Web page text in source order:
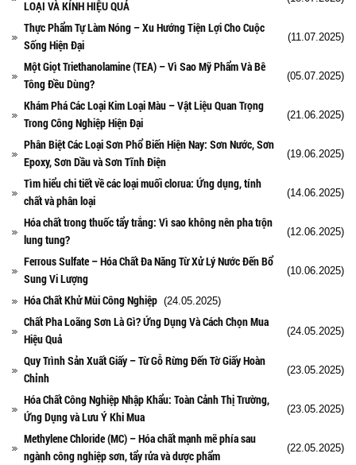
LOẠI VÀ KÍNH HIỆU QUẢ
Thực Phẩm Tự Làm Nóng – Xu Hướng Tiện Lợi Cho Cuộc
Sống Hiện Đại
(11.07.2025)
Một Giọt Triethanolamine (TEA) – Vì Sao Mỹ Phẩm Và Bê
Tông Đều Dùng?
(05.07.2025)
Khám Phá Các Loại Kim Loại Màu – Vật Liệu Quan Trọng
Trong Công Nghiệp Hiện Đại
(21.06.2025)
Phân Biệt Các Loại Sơn Phổ Biến Hiện Nay: Sơn Nước, Sơn
Epoxy, Sơn Dầu và Sơn Tĩnh Điện
(19.06.2025)
Tìm hiểu chi tiết về các loại muối clorua: Ứng dụng, tính
chất và phân loại
(14.06.2025)
Hóa chất trong thuốc tẩy trắng: Vì sao không nên pha trộn
lung tung?
(12.06.2025)
Ferrous Sulfate – Hóa Chất Đa Năng Từ Xử Lý Nước Đến Bổ
Sung Vi Lượng
(10.06.2025)
Hóa Chất Khử Mùi Công Nghiệp (24.05.2025)
Chất Pha Loãng Sơn Là Gì? Ứng Dụng Và Cách Chọn Mua
Hiệu Quả
(24.05.2025)
Quy Trình Sản Xuất Giấy – Từ Gỗ Rừng Đến Tờ Giấy Hoàn
Chỉnh
(23.05.2025)
Hóa Chất Công Nghiệp Nhập Khẩu: Toàn Cảnh Thị Trường,
Ứng Dụng và Lưu Ý Khi Mua
(23.05.2025)
Methylene Chloride (MC) – Hóa chất mạnh mẽ phía sau
ngành công nghiệp sơn, tẩy rửa và dược phẩm
(22.05.2025)